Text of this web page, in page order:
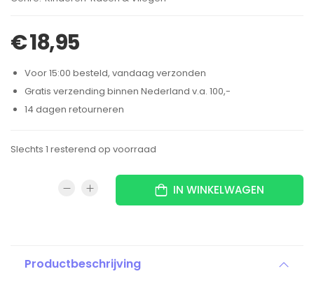
€18,95
Voor 15:00 besteld, vandaag verzonden
Gratis verzending binnen Nederland v.a. 100,-
14 dagen retourneren
Slechts 1 resterend op voorraad
IN WINKELWAGEN
Productbeschrijving